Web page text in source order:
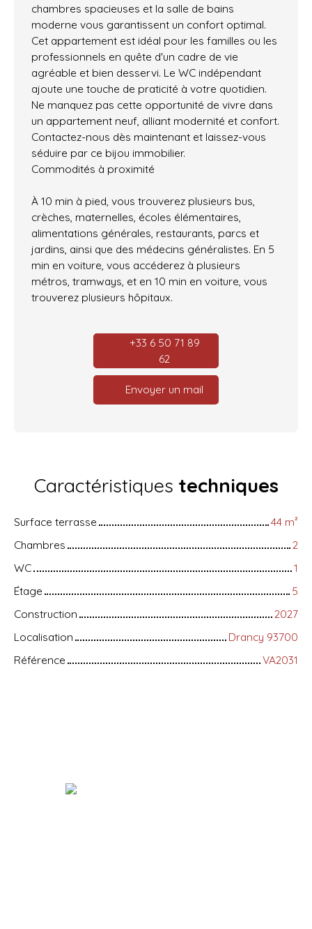
chambres spacieuses et la salle de bains
moderne vous garantissent un confort optimal.
Cet appartement est idéal pour les familles ou les
professionnels en quête d'un cadre de vie
agréable et bien desservi. Le WC indépendant
ajoute une touche de praticité à votre quotidien.
Ne manquez pas cette opportunité de vivre dans
un appartement neuf, alliant modernité et confort.
Contactez-nous dès maintenant et laissez-vous
séduire par ce bijou immobilier.
Commodités à proximité
À 10 min à pied, vous trouverez plusieurs bus,
crèches, maternelles, écoles élémentaires,
alimentations générales, restaurants, parcs et
jardins, ainsi que des médecins généralistes. En 5
min en voiture, vous accéderez à plusieurs
métros, tramways, et en 10 min en voiture, vous
trouverez plusieurs hôpitaux.
+33 6 50 71 89
62
Envoyer un mail
Caractéristiques techniques
Surface terrasse 44 m²
Chambres
2
WC
1
Étage
5
Construction
2027
Localisation
Drancy 93700
Référence
VA2031